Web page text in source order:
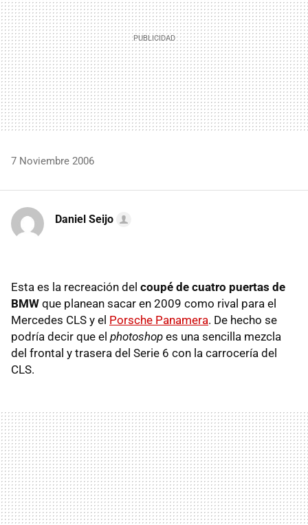
7 Noviembre 2006
Daniel Seijo
Esta es la recreación del coupé de cuatro puertas de
BMW que planean sacar en 2009 como rival para el
Mercedes CLS y el Porsche Panamera. De hecho se
podría decir que el photoshop es una sencilla mezcla
del frontal y trasera del Serie 6 con la carrocería del
CLS.